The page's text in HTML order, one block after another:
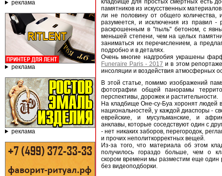
реклама
реклама
реклама
кладбище для простых смертных есть
памятников из искусственных
ли не половину от общего
разумеется, и исключения из правил
раскрошенным в "пыль" бетоном, с
меньшей степени, чем на целых
заниматься их перечислением, а
подробно и в деталях.
Очень многие надгробия украшены
Funeraire Paris - 2017 и в этом
инсоляции и воздействия атмосферных
В этой статье, помимо изображений
фотографии общей панорамы
перспективы, дорожек и растительности.
На кладбище Оне-су-Буа хоронят людей
национальностей, у каждой диаспоры -
еврейские, и мусульманские, и
анклавы, которые соседствуют один с
- нет никаких заборов, перегородок,
и прочих неполиткорректных вещей.
Из-за того, что материала об этом
получилось гораздо больше, чем о
скором времени мы разместим еще один
без видеоподборки.